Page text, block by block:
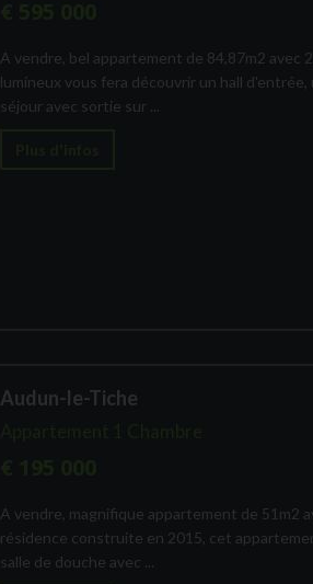
A vendre, bel appartement de 84,87m2 avec
lumineux vous fera découvrir un hall
séjour avec sortie sur ...
Audun-le-Tiche
A vendre, magnifique appartement de 51m2
résidence construite en 2015, cet
salle de douche avec ...